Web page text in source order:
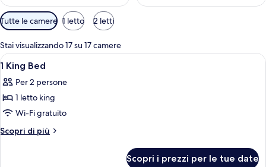
Filtri
disponibili
per
le
camere
Tutte le camere 1 letto 2 letti
Stai visualizzando 17 su 17 camere
Apri
tutte
le
foto
per
1
Una camera d'albergo moderna
6
1 King Bed
Per 2 persone
1 letto king
Wi-Fi gratuito
Scopri di più
Altri
Scopri i prezzi per le tue date